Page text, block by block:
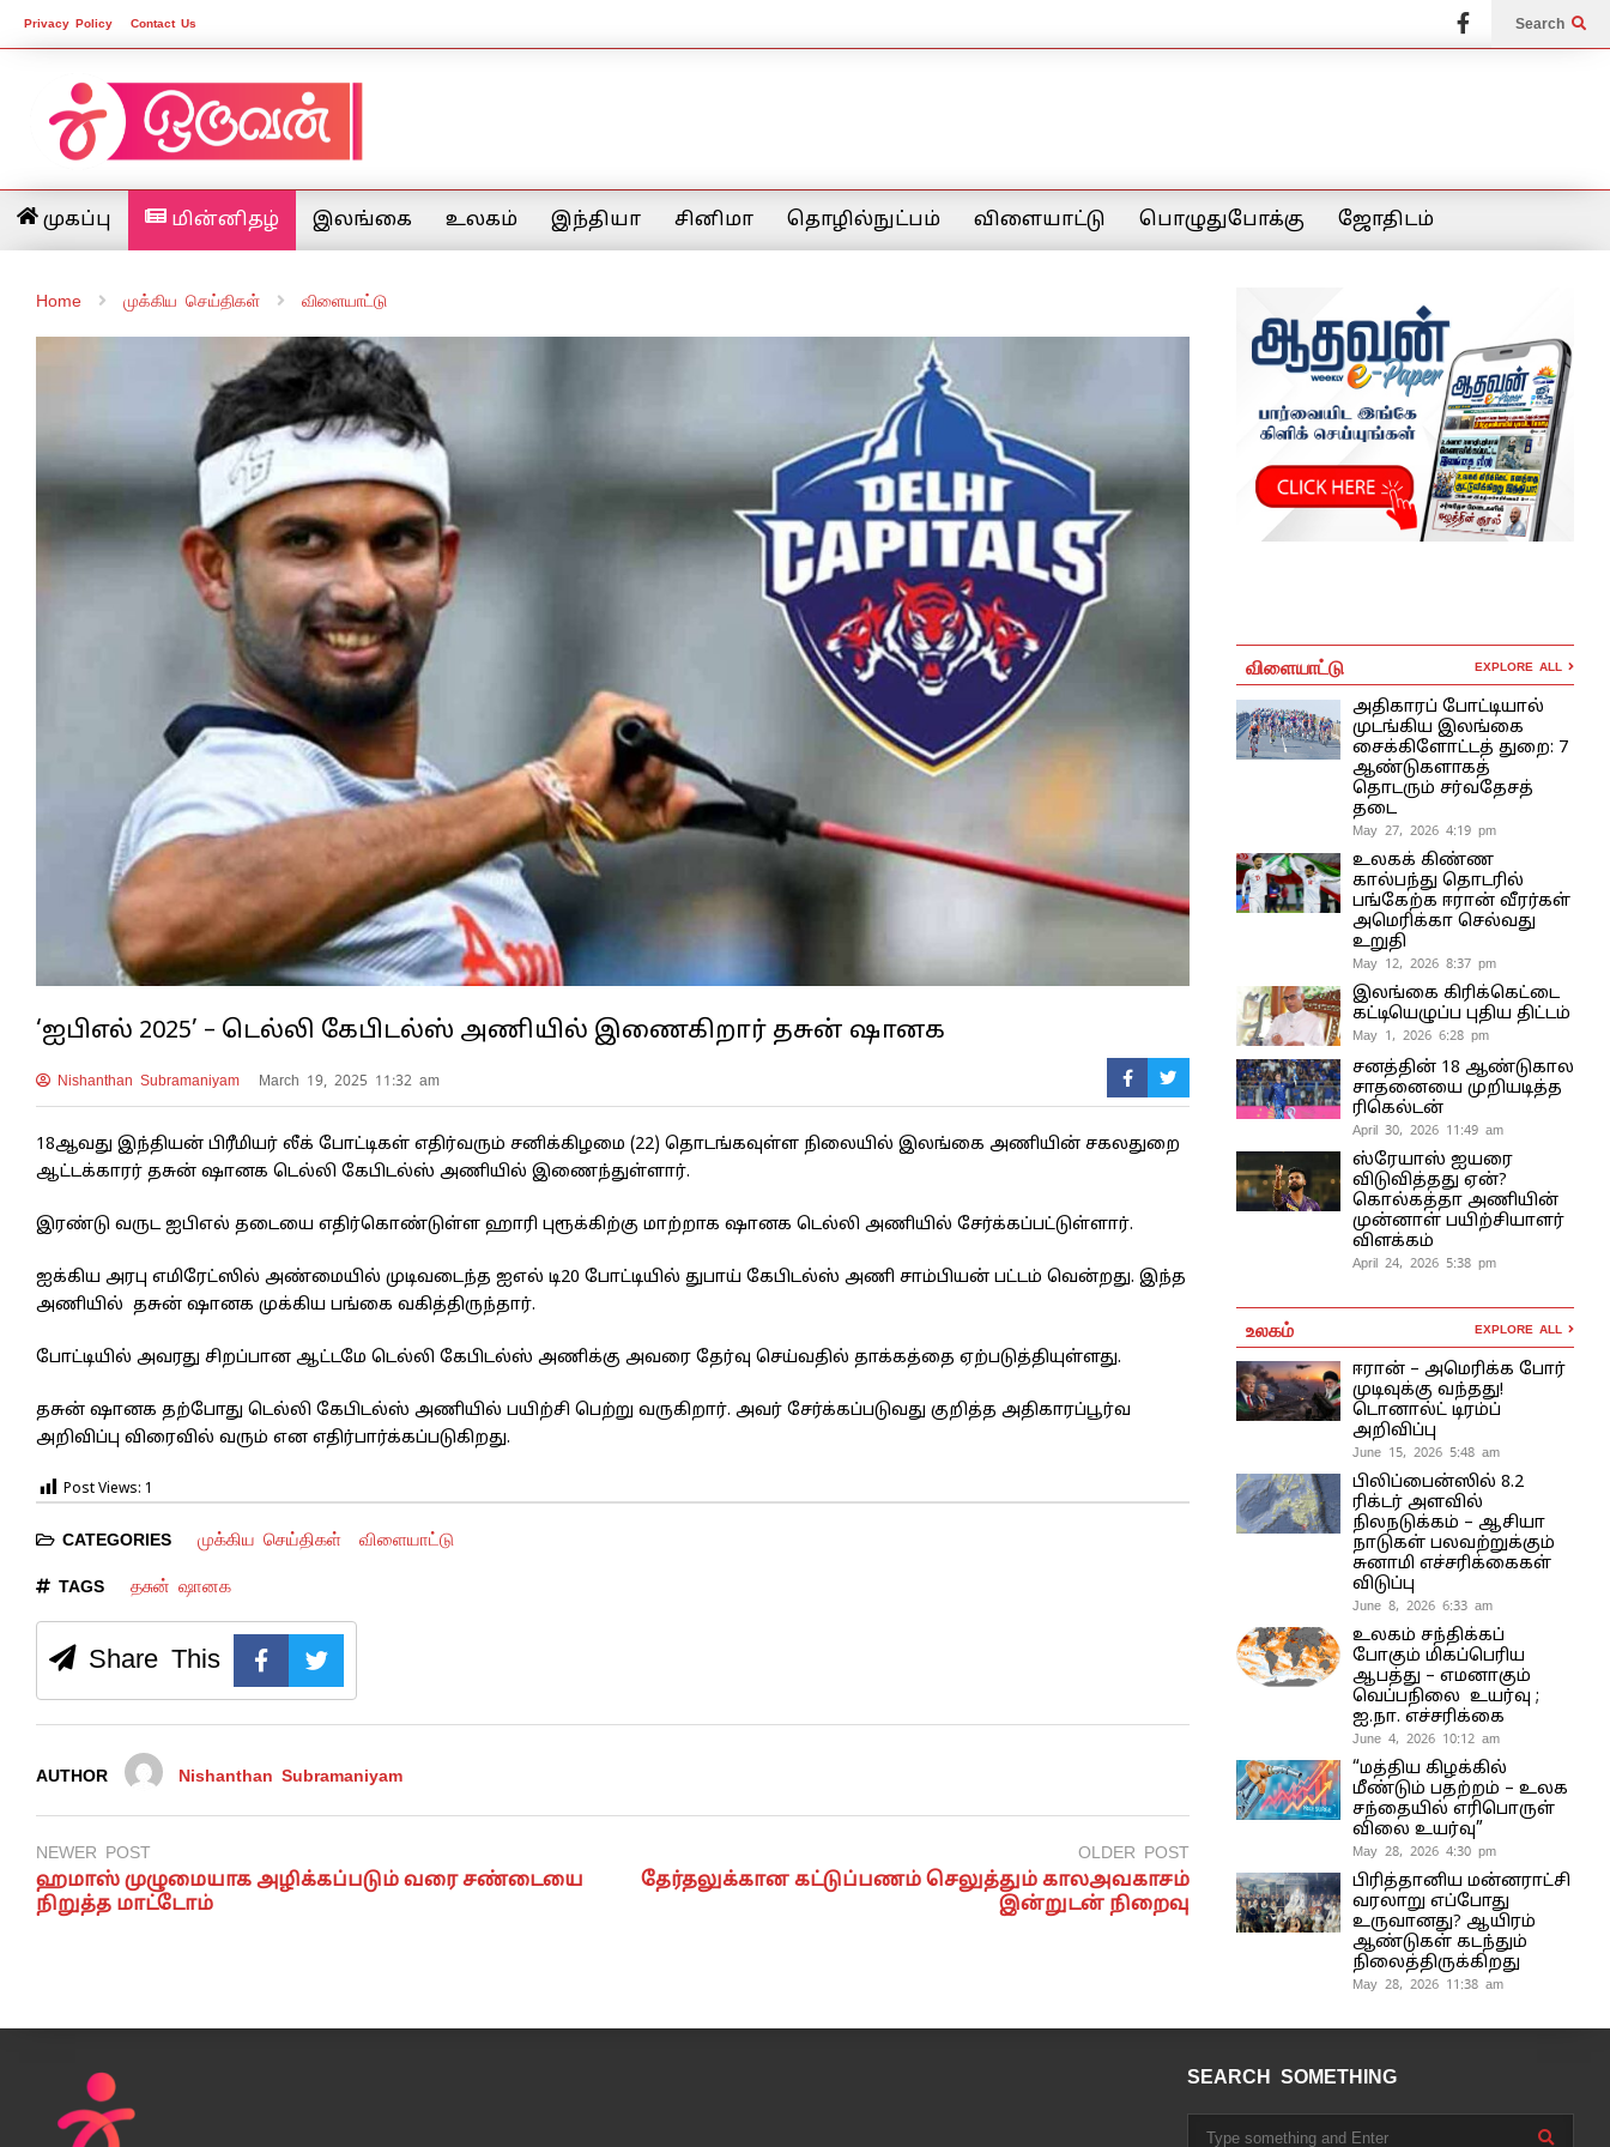
Privacy Policy Contact Us Search
முகப்பு மின்னிதழ் இலங்கை உலகம் இந்தியா சினிமா தொழில்நுட்பம் விளையாட்டு பொழுதுபோக்கு ஜோதிடம்
Home முக்கிய செய்திகள் விளையாட்டு
‘ஐபிஎல் 2025’ – டெல்லி கேபிடல்ஸ் அணியில் இணைகிறார் தசுன் ஷானக
Nishanthan Subramaniyam March 19, 2025 11:32 am
18ஆவது இந்தியன் பிரீமியர் லீக் போட்டிகள் எதிர்வரும் சனிக்கிழமை (22) தொடங்கவுள்ள நிலையில் இலங்கை அணியின் சகலதுறை
ஆட்டக்காரர் தசுன் ஷானக டெல்லி கேபிடல்ஸ் அணியில் இணைந்துள்ளார்.
இரண்டு வருட ஐபிஎல் தடையை எதிர்கொண்டுள்ள ஹாரி புரூக்கிற்கு மாற்றாக ஷானக டெல்லி அணியில் சேர்க்கப்பட்டுள்ளார்.
ஐக்கிய அரபு எமிரேட்ஸில் அண்மையில் முடிவடைந்த ஐஎல் டி20 போட்டியில் துபாய் கேபிடல்ஸ் அணி சாம்பியன் பட்டம் வென்றது. இந்த
அணியில் தசுன் ஷானக முக்கிய பங்கை வகித்திருந்தார்.
போட்டியில் அவரது சிறப்பான ஆட்டமே டெல்லி கேபிடல்ஸ் அணிக்கு அவரை தேர்வு செய்வதில் தாக்கத்தை ஏற்படுத்தியுள்ளது.
தசுன் ஷானக தற்போது டெல்லி கேபிடல்ஸ் அணியில் பயிற்சி பெற்று வருகிறார். அவர் சேர்க்கப்படுவது குறித்த அதிகாரப்பூர்வ
அறிவிப்பு விரைவில் வரும் என எதிர்பார்க்கப்படுகிறது.
Post Views: 1
CATEGORIES முக்கிய செய்திகள் விளையாட்டு
TAGS தசுன் ஷானக
Share This
AUTHOR Nishanthan Subramaniyam
NEWER POST
ஹமாஸ் முழுமையாக அழிக்கப்படும் வரை சண்டையை
நிறுத்த மாட்டோம்
OLDER POST
தேர்தலுக்கான கட்டுப்பணம் செலுத்தும் காலஅவகாசம்
இன்றுடன் நிறைவு
விளையாட்டு EXPLORE ALL
அதிகாரப் போட்டியால்
முடங்கிய இலங்கை
சைக்கிளோட்டத் துறை: 7
ஆண்டுகளாகத்
தொடரும் சர்வதேசத்
தடை
May 27, 2026 4:19 pm
உலகக் கிண்ண
கால்பந்து தொடரில்
பங்கேற்க ஈரான் வீரர்கள்
அமெரிக்கா செல்வது
உறுதி
May 12, 2026 8:37 pm
இலங்கை கிரிக்கெட்டை
கட்டியெழுப்ப புதிய திட்டம்
May 1, 2026 6:28 pm
சனத்தின் 18 ஆண்டுகால
சாதனையை முறியடித்த
ரிகெல்டன்
April 30, 2026 11:49 am
ஸ்ரேயாஸ் ஐயரை
விடுவித்தது ஏன்?
கொல்கத்தா அணியின்
முன்னாள் பயிற்சியாளர்
விளக்கம்
April 24, 2026 5:38 pm
உலகம் EXPLORE ALL
ஈரான் – அமெரிக்க போர்
முடிவுக்கு வந்தது!
டொனால்ட் டிரம்ப்
அறிவிப்பு
June 15, 2026 5:48 am
பிலிப்பைன்ஸில் 8.2
ரிக்டர் அளவில்
நிலநடுக்கம் – ஆசியா
நாடுகள் பலவற்றுக்கும்
சுனாமி எச்சரிக்கைகள்
விடுப்பு
June 8, 2026 6:33 am
உலகம் சந்திக்கப்
போகும் மிகப்பெரிய
ஆபத்து – எமனாகும்
வெப்பநிலை உயர்வு ;
ஐ.நா. எச்சரிக்கை
June 4, 2026 10:12 am
“மத்திய கிழக்கில்
மீண்டும் பதற்றம் – உலக
சந்தையில் எரிபொருள்
விலை உயர்வு”
May 28, 2026 4:30 pm
பிரித்தானிய மன்னராட்சி
வரலாறு எப்போது
உருவானது? ஆயிரம்
ஆண்டுகள் கடந்தும்
நிலைத்திருக்கிறது
May 28, 2026 11:38 am
SEARCH SOMETHING